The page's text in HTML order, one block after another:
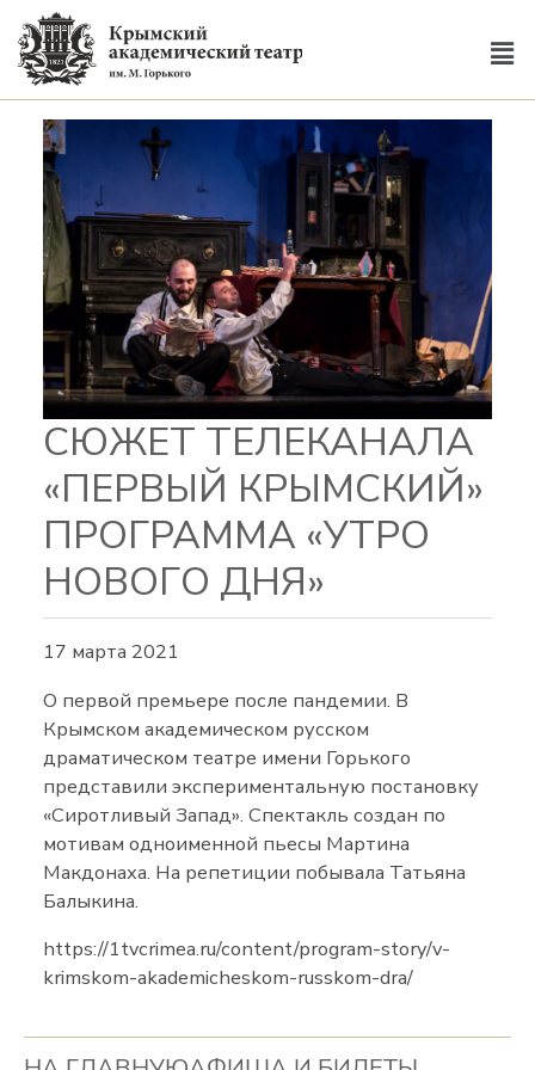
СЮЖЕТ ТЕЛЕКАНАЛА
«ПЕРВЫЙ КРЫМСКИЙ»
ПРОГРАММА «УТРО
НОВОГО ДНЯ»
17 марта 2021
О первой премьере после пандемии. В
Крымском академическом русском
драматическом театре имени Горького
представили экспериментальную постановку
«Сиротливый Запад». Спектакль создан по
мотивам одноименной пьесы Мартина
Макдонаха. На репетиции побывала Татьяна
Балыкина.
https://1tvcrimea.ru/content/program-story/v-
krimskom-akademicheskom-russkom-dra/